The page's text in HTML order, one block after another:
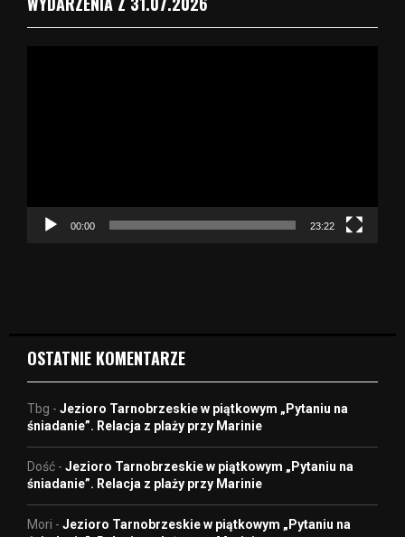
c
00:00 23:22
OSTATNIE KOMENTARZE
Tbg - Jezioro Tarnobrzeskie w piątkowym „Pytaniu na
śniadanie”. Relacja z plaży przy Marinie
Dość - Jezioro Tarnobrzeskie w piątkowym „Pytaniu na
śniadanie”. Relacja z plaży przy Marinie
Mori - Jezioro Tarnobrzeskie w piątkowym „Pytaniu na